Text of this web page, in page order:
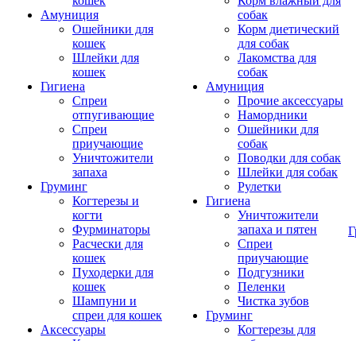
Амуниция
Ошейники для
кошек
Шлейки для
кошек
Гигиена
Спреи
отпугивающие
Спреи
приучающие
Уничтожители
запаха
Груминг
Когтерезы и
когти
Фурминаторы
Расчески для
кошек
Пуходерки для
кошек
Шампуни и
спреи для кошек
Аксессуары
собак
Корм диетический
для собак
Лакомства для
собак
Амуниция
Прочие аксессуары
Намордники
Ошейники для
собак
Поводки для собак
Шлейки для собак
Рулетки
Гигиена
Уничтожители
запаха и пятен
Спреи
приучающие
Подгузники
Пеленки
Чистка зубов
Груминг
Когтерезы для